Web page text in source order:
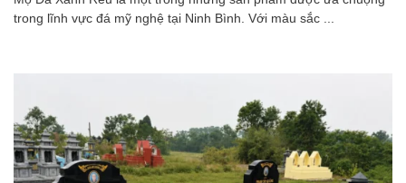
trong lĩnh vực đá mỹ nghệ tại Ninh Bình. Với màu sắc ...